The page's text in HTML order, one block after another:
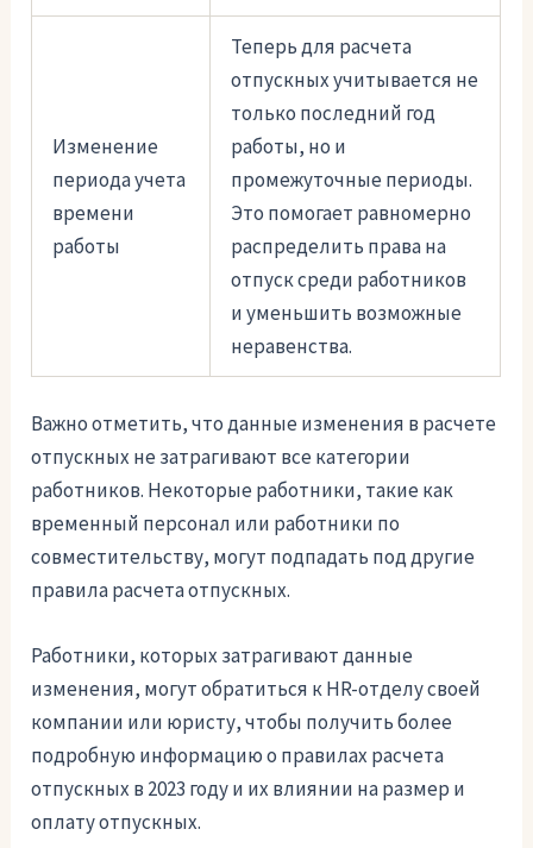
Изменение
периода учета
времени
работы
Теперь для расчета
отпускных учитывается не
только последний год
работы, но и
промежуточные периоды.
Это помогает равномерно
распределить права на
отпуск среди работников
и уменьшить возможные
неравенства.
Важно отметить, что данные изменения в расчете
отпускных не затрагивают все категории
работников. Некоторые работники, такие как
временный персонал или работники по
совместительству, могут подпадать под другие
правила расчета отпускных.
Работники, которых затрагивают данные
изменения, могут обратиться к HR-отделу своей
компании или юристу, чтобы получить более
подробную информацию о правилах расчета
отпускных в 2023 году и их влиянии на размер и
оплату отпускных.